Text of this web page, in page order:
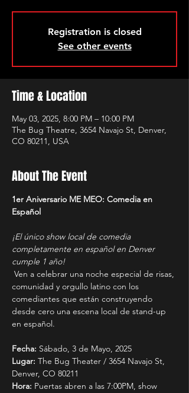
Registration is closed
See other events
Time & Location
May 03, 2025, 8:00 PM – 10:00 PM
The Bug Theatre, 3654 Navajo St, Denver,
CO 80211, USA
About The Event
1er Aniversario ME MEO: Comedia en
Español
¡El único show local de comedia
completamente en español en Denver
cumple 1 año!
Ven a celebrar una noche especial de risas,
comunidad y orgullo latino con los
comediantes que están construyendo
desde cero una escena local de stand-up
en español.
Fecha: Sábado, 3 de Mayo, 2025
Lugar: The Bug Theater / 3654 Navajo St,
Denver, CO 80211
Hora: Puertas abren a las 7:00PM, show